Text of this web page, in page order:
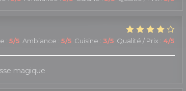
: 5/5 Ambiance : 5/5 Cuisine : 3/5 Qualité / Prix : 4/5
magique